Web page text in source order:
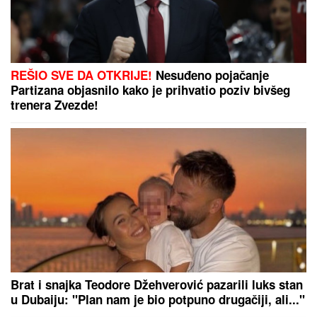
HAOS U AMERICI!Umalo otkinula glavu protivnici,
pa šokirala svet porukom (VIDEO/FOTO)
MREŽE GORE!
Stefan Karić javno
Bebica na aparatima nakon ovog
"HOĆEŠ TI DA SE SKIDAŠ ILI JA DA
TE SKINEM?"Pevačica doživela
jezivo zlostavljanje, o traumi samo
jednom govorila: "Ceo dan sam bila
zaključana"